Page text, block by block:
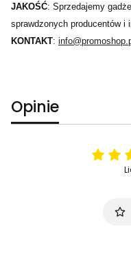
JAKOŚĆ: Sprzedajemy
sprawdzonych producentów i
KONTAKT:
Opinie